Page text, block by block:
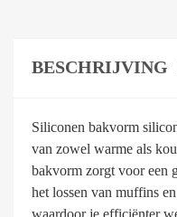
BESCHRIJVING
Siliconen bakvorm
van zowel warme als
bakvorm zorgt voor een
het lossen van muffins